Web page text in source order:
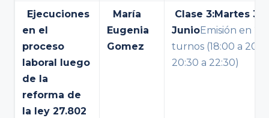
Ejecuciones
en el
proceso
laboral luego
de la
reforma de
la ley 27.802
María
Eugenia
Gomez
Clase 3:Martes 30
JunioEmisión en 2
turnos (18:00 a
20:30 a 22:30)